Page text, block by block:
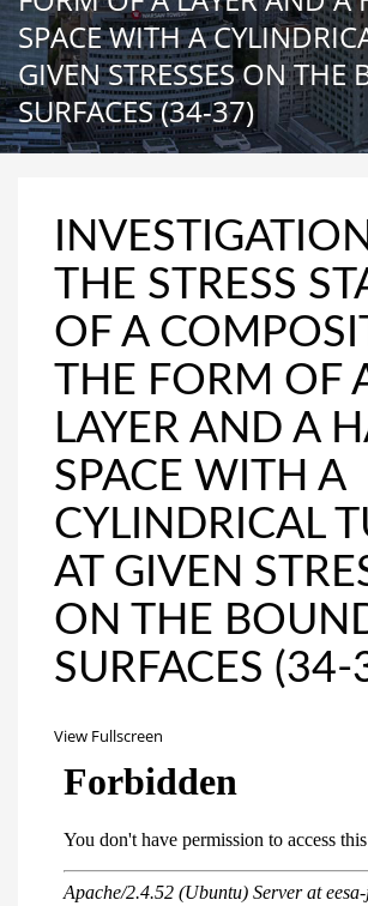
SPACE WITH A
GIVEN STRESSES ON THE
SURFACES (34-37)
THE STRESS
OF A
THE FORM OF
LAYER AND A
SPACE WITH A
CYLINDRICAL
AT GIVEN
ON THE
SURFACES (34-
View Fullscreen
PDF